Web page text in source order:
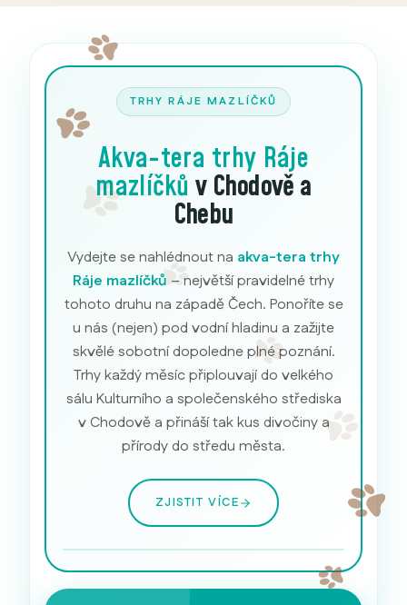
TRHY RÁJE MAZLÍČKŮ
Akva-tera trhy Ráje
mazlíčků v Chodově a
Chebu
Vydejte se nahlédnout na akva-tera trhy
Ráje mazlíčků– největší pravidelné trhy
tohoto druhu na západě Čech. Ponoříte se
u nás (nejen) pod vodní hladinu a zažijte
skvělé sobotní dopoledne plné poznání.
Trhy každý měsíc připlouvají do velkého
sálu Kulturního a společenského střediska
v Chodově a přináší tak kus divočiny a
přírody do středu města.
ZJISTIT VÍCE
Akvarijní ryby